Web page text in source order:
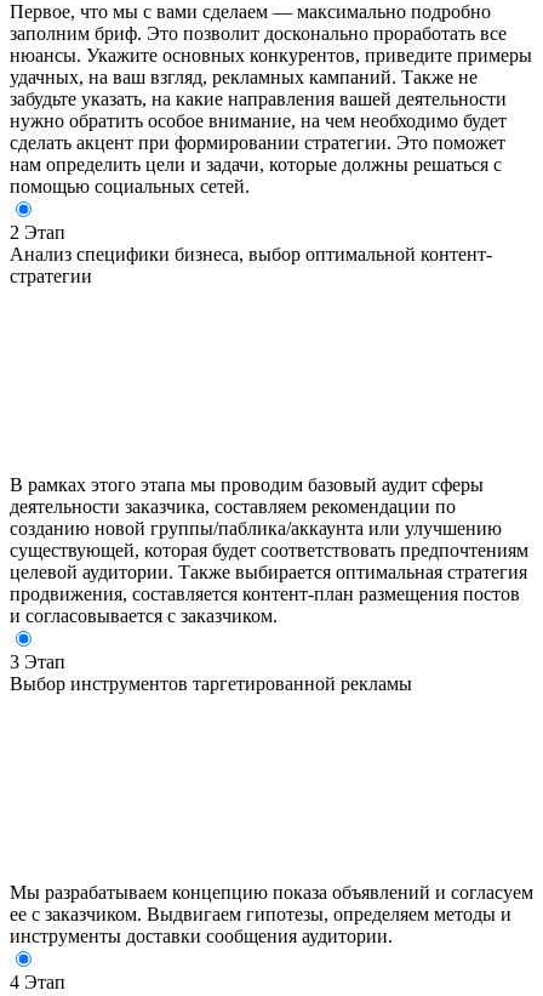
Первое, что мы с вами сделаем — максимально подробно
заполним бриф. Это позволит досконально проработать все
нюансы. Укажите основных конкурентов, приведите примеры
удачных, на ваш взгляд, рекламных кампаний. Также не
забудьте указать, на какие направления вашей деятельности
нужно обратить особое внимание, на чем необходимо будет
сделать акцент при формировании стратегии. Это поможет
нам определить цели и задачи, которые должны решаться с
помощью социальных сетей.
2 Этап
Анализ специфики бизнеса, выбор оптимальной контент-
стратегии
В рамках этого этапа мы проводим базовый аудит сферы
деятельности заказчика, составляем рекомендации по
созданию новой группы/паблика/аккаунта или улучшению
существующей, которая будет соответствовать предпочтениям
целевой аудитории. Также выбирается оптимальная стратегия
продвижения, составляется контент-план размещения постов
и согласовывается с заказчиком.
3 Этап
Выбор инструментов таргетированной рекламы
Мы разрабатываем концепцию показа объявлений и согласуем
ее с заказчиком. Выдвигаем гипотезы, определяем методы и
инструменты доставки сообщения аудитории.
4 Этап